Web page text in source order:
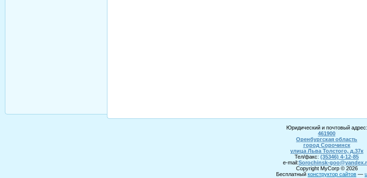
Юридический и почтовый адрес:
461900
Оренбургская область
город Сорочинск
улица Льва Толстого, д.37к
Тел/факс: (35346) 4-12-85
e-mail:Sorochinsk-
Copyright MyCorp © 2026
Бесплатный конструктор сайтов —